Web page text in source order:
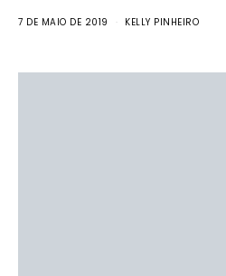
7 DE MAIO DE 2019 KELLY PINHEIRO